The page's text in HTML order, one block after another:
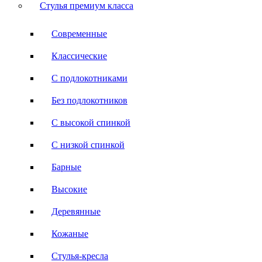
Стулья премиум класса
Современные
Классические
С подлокотниками
Без подлокотников
С высокой спинкой
С низкой спинкой
Барные
Высокие
Деревянные
Кожаные
Стулья-кресла